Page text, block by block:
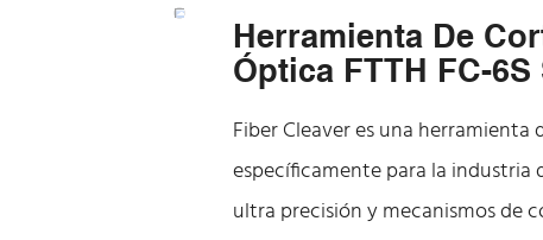
Herramienta De
Óptica FTTH FC-6S
Fiber Cleaver es una
específicamente para la industria
ultra precisión y mecanismos de